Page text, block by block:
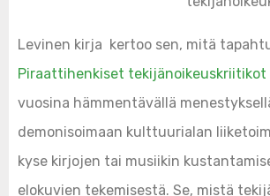
Levinen kirja kertoo sen, mitä
Piraattihenkiset tekijänoikeuskriitikot
vuosina hämmentävällä
demonisoimaan kulttuurialan
kyse kirjojen tai musiikin
elokuvien tekemisestä. Se, mistä